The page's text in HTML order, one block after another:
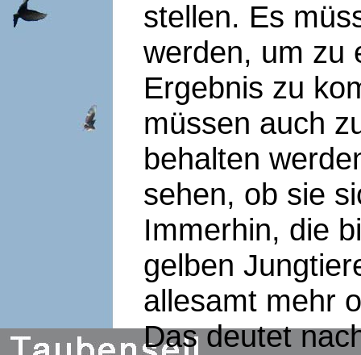
stellen. Es
werden, um zu
Ergebnis zu
müssen auch
behalten
sehen, ob sie
Immerhin, die
gelben
allesamt mehr
Das deutet